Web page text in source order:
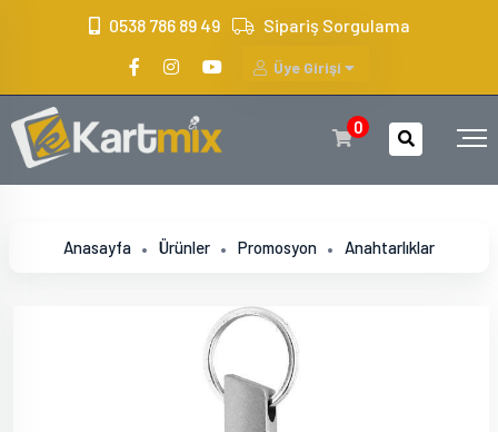
0538 786 89 49 Sipariş Sorgulama
Üye Girişi
0
Anasayfa Ürünler Promosyon Anahtarlıklar